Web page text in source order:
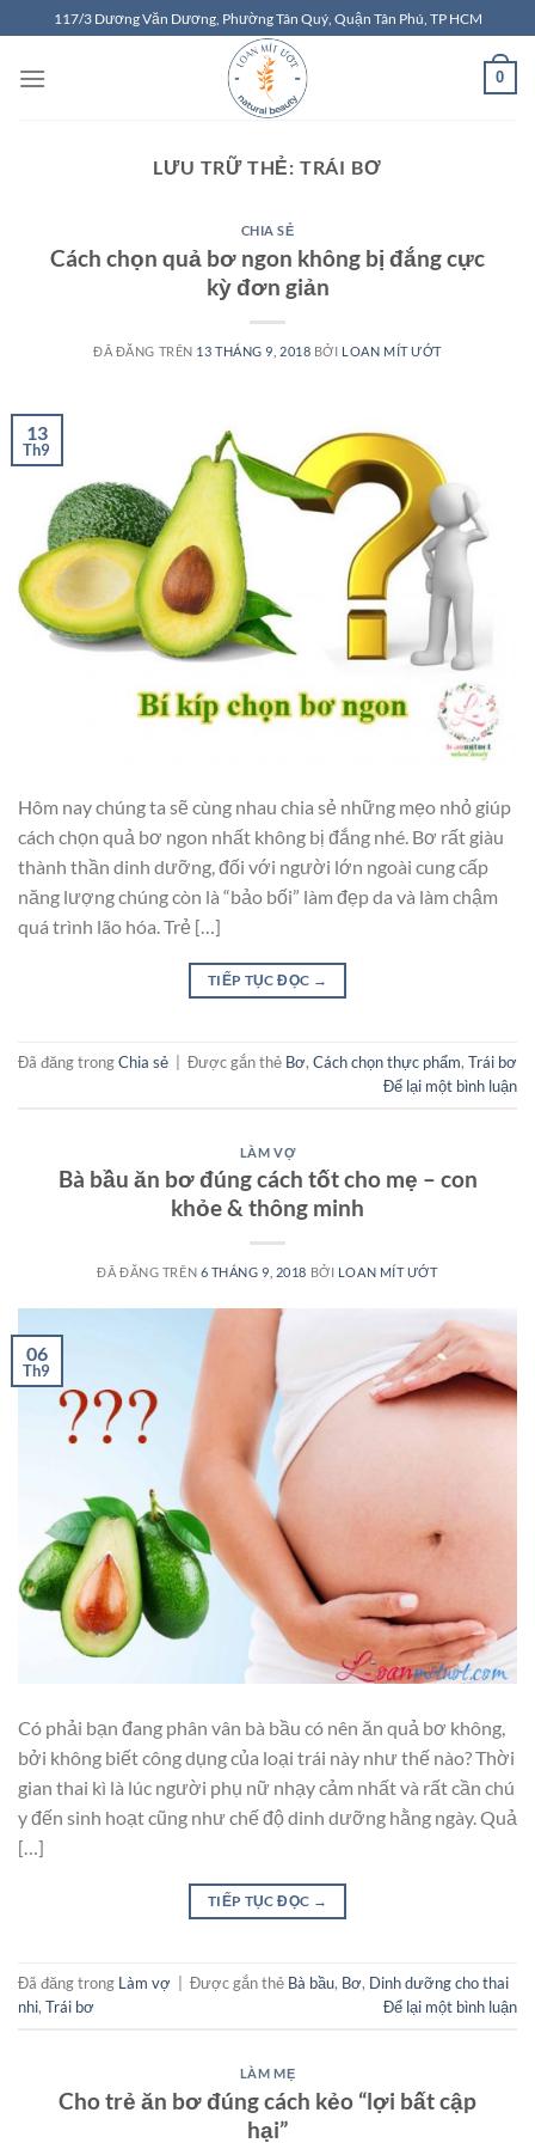
Chuyển
đến
nội
117/3 Dương Văn Dương, Phường Tân Quý, Quận Tân Phú, TP HCM
0
LƯU TRỮ THẺ: TRÁI BƠ
CHIA SẺ
Cách chọn quả bơ ngon không bị đắng cực
kỳ đơn giản
ĐÃ ĐĂNG TRÊN 13 THÁNG 9, 2018 BỞI LOAN MÍT ƯỚT
13
Th9
Hôm nay chúng ta sẽ cùng nhau chia sẻ những mẹo nhỏ giúp
cách chọn quả bơ ngon nhất không bị đắng nhé. Bơ rất giàu
thành thần dinh dưỡng, đối với người lớn ngoài cung cấp
năng lượng chúng còn là “bảo bối” làm đẹp da và làm chậm
quá trình lão hóa. Trẻ […]
TIẾP TỤC ĐỌC →
Đã đăng trongChia sẻ Được gắn thẻ Bơ, Cách chọn thực phẩm, Trái bơ
Để lại một bình luận
LÀM VỢ
Bà bầu ăn bơ đúng cách tốt cho mẹ – con
khỏe & thông minh
ĐÃ ĐĂNG TRÊN 6 THÁNG 9, 2018 BỞI LOAN MÍT ƯỚT
06
Th9
Có phải bạn đang phân vân bà bầu có nên ăn quả bơ không,
bởi không biết công dụng của loại trái này như thế nào? Thời
gian thai kì là lúc người phụ nữ nhạy cảm nhất và rất cần chú
y đến sinh hoạt cũng như chế độ dinh dưỡng hằng ngày. Quả
[…]
TIẾP TỤC ĐỌC →
Đã đăng trong Làm vợ Được gắn thẻ Bà bầu, Bơ, Dinh dưỡng cho thai
nhi, Trái bơ Để lại một bình luận
LÀM MẸ
Cho trẻ ăn bơ đúng cách kẻo “lợi bất cập
hại”